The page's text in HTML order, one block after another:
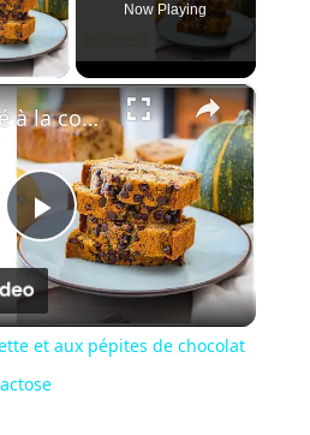
Video
Now Playing
×
Play
Video
Cake épicé à la courgette et aux pépites de chocolat | Sans sucre et sans lactose
et aux pépites de chocolat